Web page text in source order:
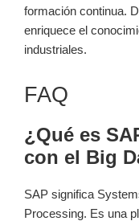
formación continua.
enriquece el
industriales.
FAQ
¿Qué es
con el Big
SAP significa
Processing. Es una